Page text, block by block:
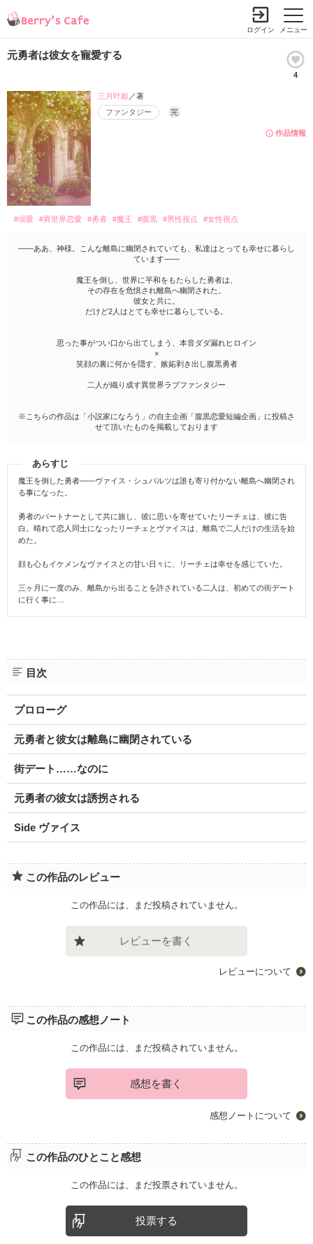
メニュー
ログイン
元勇者は彼女を寵愛する
4
作品情報
ファンタジー 完
三月叶姫／著
#溺愛 #異世界恋愛 #勇者 #魔王 #腹黒 #男性視点 #女性視点
――ああ、神様。こんな離島に幽閉されていても、私達はとっても幸せに暮らし
ています――
魔王を倒し、世界に平和をもたらした勇者は、
その存在を危惧され離島へ幽閉された。
彼女と共に。
だけど2人はとても幸せに暮らしている。
思った事がつい口から出てしまう、本音ダダ漏れヒロイン
×
笑顔の裏に何かを隠す、嫉妬剥き出し腹黒勇者
二人が織り成す異世界ラブファンタジー
※こちらの作品は「小説家になろう」の自主企画「腹黒恋愛短編企画」に投稿さ
せて頂いたものを掲載しております
あらすじ
魔王を倒した勇者――ヴァイス・シュバルツは誰も寄り付かない離島へ幽閉され
る事になった。
勇者のパートナーとして共に旅し、彼に思いを寄せていたリーチェは、彼に告
白。晴れて恋人同士になったリーチェとヴァイスは、離島で二人だけの生活を始
めた。
顔も心もイケメンなヴァイスとの甘い日々に、リーチェは幸せを感じていた。
三ヶ月に一度のみ、離島から出ることを許されている二人は、初めての街デート
に行く事に…
目次
プロローグ
元勇者と彼女は離島に幽閉されている
街デート……なのに
元勇者の彼女は誘拐される
Side ヴァイス
この作品のレビュー
この作品には、まだ投稿されていません。
レビューを書く
レビューについて
この作品の感想ノート
この作品には、まだ投稿されていません。
感想を書く
感想ノートについて
この作品のひとこと感想
この作品には、まだ投票されていません。
投票する